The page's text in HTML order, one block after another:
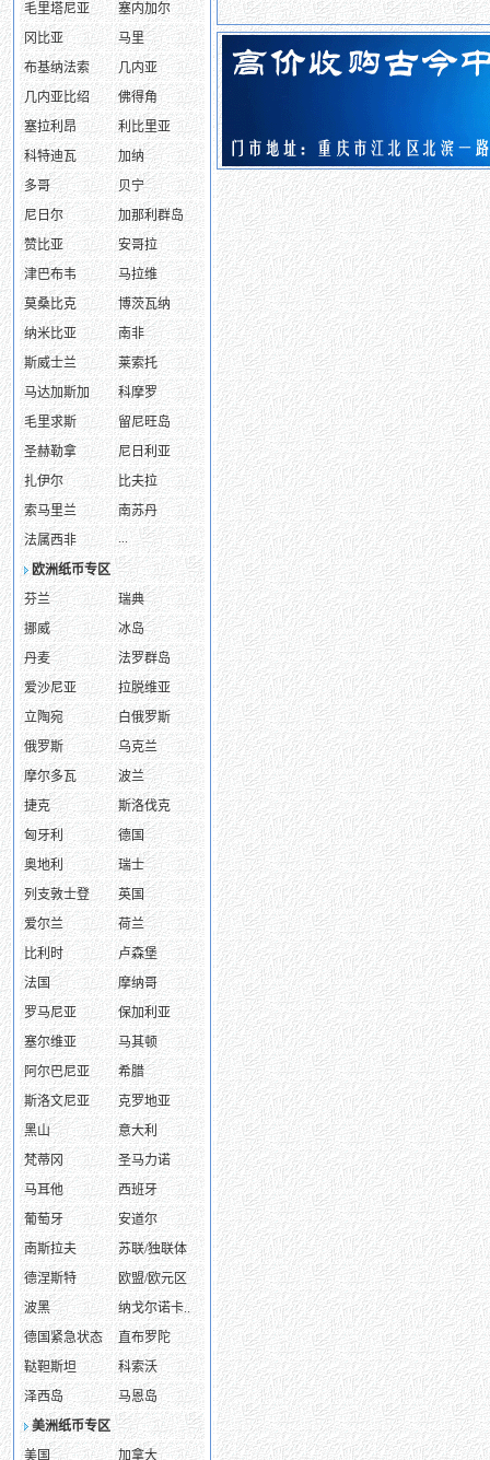
毛里塔尼亚
塞内加尔
冈比亚
马里
布基纳法索
几内亚
几内亚比绍
佛得角
塞拉利昂
利比里亚
科特迪瓦
加纳
多哥
贝宁
尼日尔
加那利群岛
赞比亚
安哥拉
津巴布韦
马拉维
莫桑比克
博茨瓦纳
纳米比亚
南非
斯威士兰
莱索托
马达加斯加
科摩罗
毛里求斯
留尼旺岛
圣赫勒拿
尼日利亚
扎伊尔
比夫拉
索马里兰
南苏丹
法属西非
...
欧洲纸币专区
芬兰
瑞典
挪威
冰岛
丹麦
法罗群岛
爱沙尼亚
拉脱维亚
立陶宛
白俄罗斯
俄罗斯
乌克兰
摩尔多瓦
波兰
捷克
斯洛伐克
匈牙利
德国
奥地利
瑞士
列支敦士登
英国
爱尔兰
荷兰
比利时
卢森堡
法国
摩纳哥
罗马尼亚
保加利亚
塞尔维亚
马其顿
阿尔巴尼亚
希腊
斯洛文尼亚
克罗地亚
黑山
意大利
梵蒂冈
圣马力诺
马耳他
西班牙
葡萄牙
安道尔
南斯拉夫
苏联/独联体
德涅斯特
欧盟/欧元区
波黑
纳戈尔诺卡..
德国紧急状态
直布罗陀
鞑靼斯坦
科索沃
泽西岛
马恩岛
美洲纸币专区
美国
加拿大